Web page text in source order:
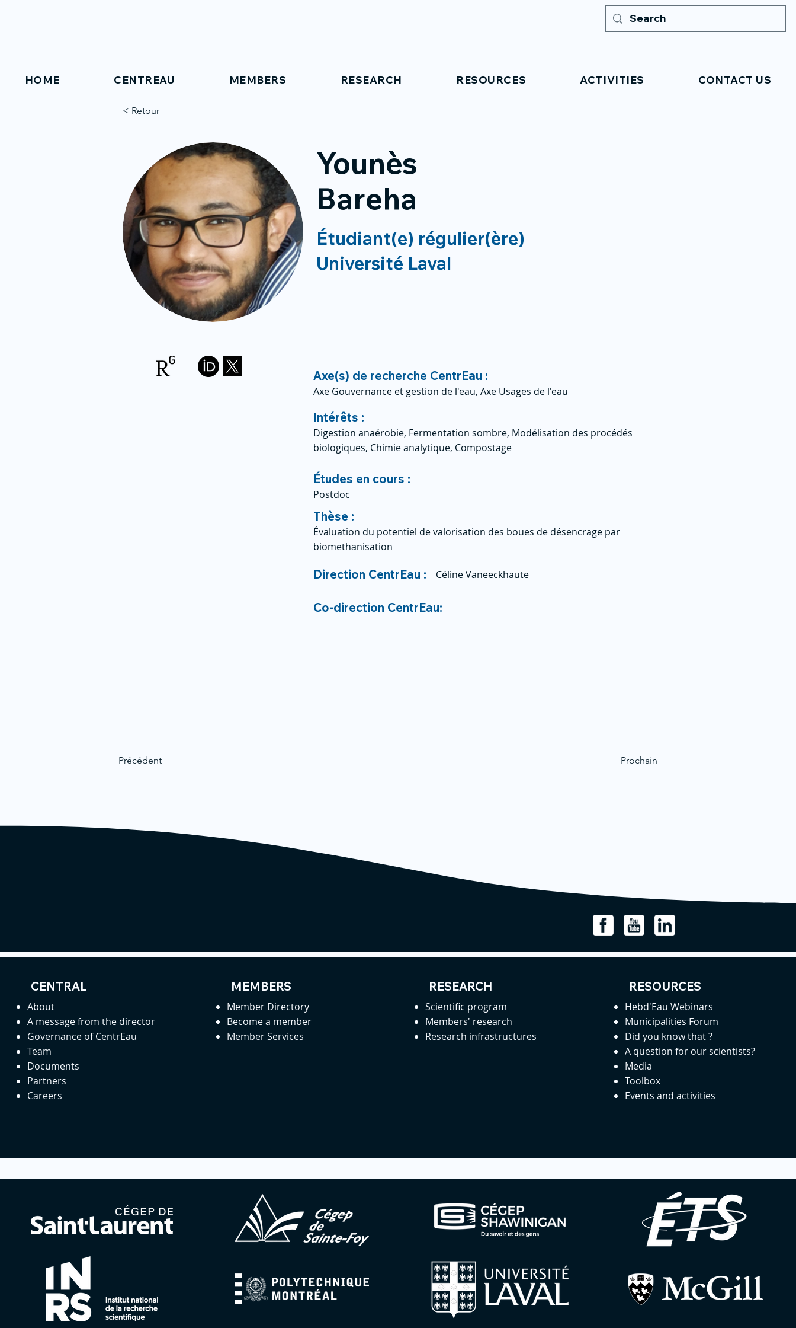
HOME CENTREAU MEMBERS RESEARCH RESOURCES ACTIVITIES CONTACT US
< Retour
Younès
Bareha
Étudiant(e) régulier(ère)
Université Laval
Axe(s) de recherche CentrEau :
Axe Gouvernance et gestion de l'eau, Axe Usages de l'eau
Intérêts :
Digestion anaérobie, Fermentation sombre, Modélisation des procédés
biologiques, Chimie analytique, Compostage
Études en cours :
Postdoc
Thèse :
Évaluation du potentiel de valorisation des boues de désencrage par
biomethanisation
Précédent
Direction CentrEau : Céline Vaneeckhaute
Co-direction CentrEau:
Prochain
CENTRAL
About
A message from the director
Governance of CentrEau
Team
Documents
Partners
Careers
MEMBERS
Member Directory
Become a member
Member Services
RESEARCH
Scientific program
Members' research
Research infrastructures
RESOURCES
Hebd'Eau Webinars
Municipalities Forum
Did you know that ?
A question for our scientists?
Media
Toolbox
Events and activities